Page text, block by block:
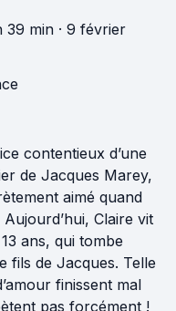
39 min · 9 février
contentieux d’une
de Jacques Marey,
aimé quand
Claire vit
ans, qui tombe
fils de Jacques. Telle
finissent mal
pas forcément !